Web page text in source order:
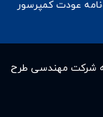
عودت کمپرسور
به شرکت مهندسی طرح